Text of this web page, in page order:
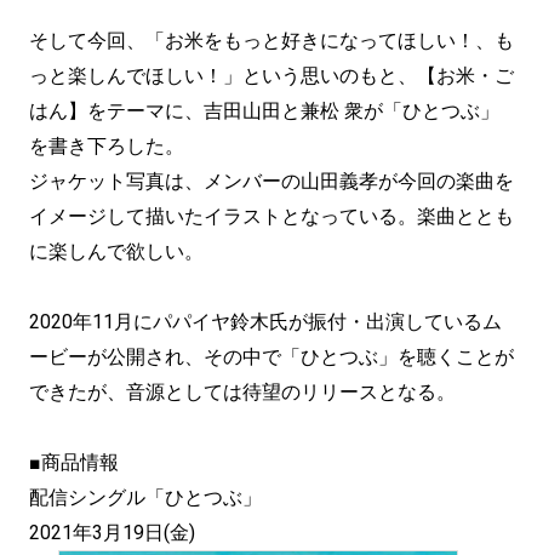
そして今回、「お米をもっと好きになってほしい！、も
っと楽しんでほしい！」という思いのもと、【お米・ご
はん】をテーマに、吉田山田と兼松 衆が「ひとつぶ」
を書き下ろした。
ジャケット写真は、メンバーの山田義孝が今回の楽曲を
イメージして描いたイラストとなっている。楽曲ととも
に楽しんで欲しい。
2020年11月にパパイヤ鈴木氏が振付・出演しているム
ービーが公開され、その中で「ひとつぶ」を聴くことが
できたが、音源としては待望のリリースとなる。
■商品情報
配信シングル「ひとつぶ」
2021年3月19日(金)